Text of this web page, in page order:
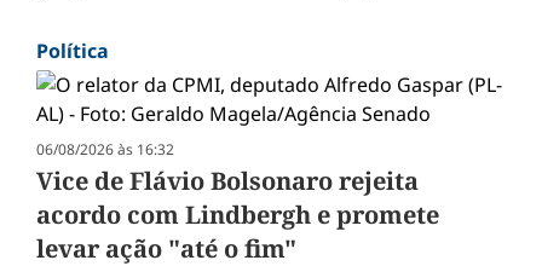
Política
06/08/2026 às 16:32
Vice de Flávio Bolsonaro rejeita
acordo com Lindbergh e promete
levar ação "até o fim"